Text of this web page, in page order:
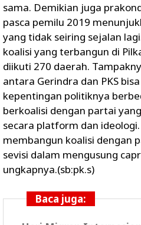
sama. Demikian juga
pasca pemilu 2019
yang tidak seiring sejalan
koalisi yang terbangun di
diikuti 270 daerah.
antara Gerindra dan PKS
kepentingan politiknya
berkoalisi dengan partai
secara platform dan
membangun koalisi dengan
sevisi dalam mengusung
ungkapnya.(sb:pk.s)
Baca juga: